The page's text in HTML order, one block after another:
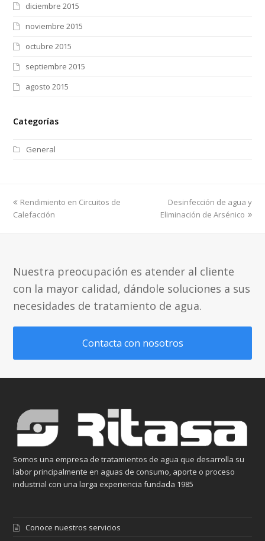
diciembre 2015
noviembre 2015
octubre 2015
septiembre 2015
agosto 2015
Categorías
General
previous
post:
Rendimiento en Circuitos de
Calefacción
next
post:
Desinfección de agua y
Eliminación de Arsénico
Nuestra preocupación es atender al cliente
con la mayor calidad, dándole soluciones a sus
necesidades de tratamiento de agua.
Contacta con nosotros
Somos una empresa de tratamientos de agua que desarrolla su
labor principalmente en aguas de consumo, aporte o proceso
industrial con una larga experiencia fundada 1985
Conoce nuestros servicios